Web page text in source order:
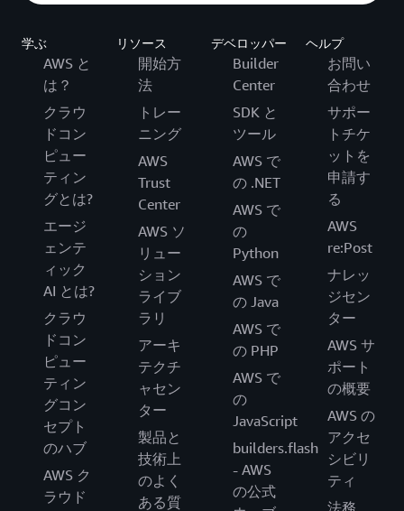
学ぶ
AWS と
は？
クラウ
ドコン
ピュー
ティン
グとは?
エージ
ェンテ
ィック
AI とは?
クラウ
ドコン
ピュー
ティン
グコン
セプト
のハブ
AWS ク
ラウド
リソース
開始方
法
トレー
ニング
AWS
Trust
Center
AWS ソ
リュー
ション
ライブ
ラリ
アーキ
テクチ
ャセン
ター
製品と
技術上
のよく
ある質
デベロッパー
Builder
Center
SDK と
ツール
AWS で
の .NET
AWS で
の
Python
AWS で
の Java
AWS で
の PHP
AWS で
の
JavaScript
builders.flash
- AWS
の公式
ヘルプ
お問い
合わせ
サポー
トチケ
ットを
申請す
る
AWS
re:Post
ナレッ
ジセン
ター
AWS サ
ポート
の概要
AWS の
アクセ
シビリ
ティ
法務